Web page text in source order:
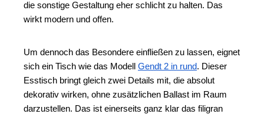
die sonstige Gestaltung eher schlicht zu halten. Das
wirkt modern und offen.
Um dennoch das Besondere einfließen zu lassen, eignet
sich ein Tisch wie das Modell Gendt 2 in rund. Dieser
Esstisch bringt gleich zwei Details mit, die absolut
dekorativ wirken, ohne zusätzlichen Ballast im Raum
darzustellen. Das ist einerseits ganz klar das filigran